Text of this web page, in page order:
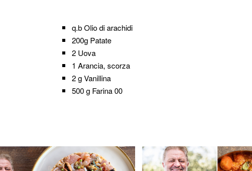
q.b Olio di arachidi
200g Patate
2 Uova
1 Arancia, scorza
2 g Vanillina
500 g Farina 00